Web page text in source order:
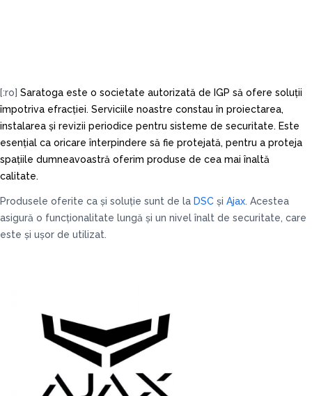
[:ro] Saratoga este o societate autorizată de IGP să ofere soluții
împotriva efracției. Serviciile noastre constau în proiectarea,
instalarea și revizii periodice pentru sisteme de securitate. Este
esențial ca oricare înterpindere să fie protejată, pentru a proteja
spațiile dumneavoastră oferim produse de cea mai înaltă
calitate.
Produsele oferite ca și soluție sunt de la DSC și Ajax. Acestea
asigură o funcționalitate lungă și un nivel înalt de securitate, care
este și ușor de utilizat.